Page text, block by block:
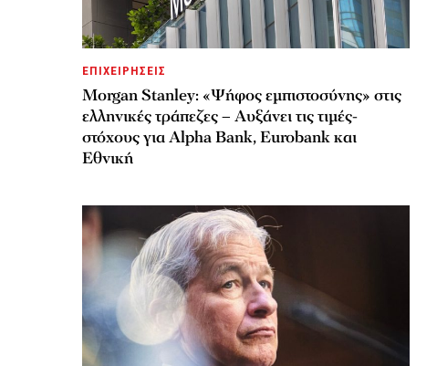
ΕΠΙΧΕΙΡΗΣΕΙΣ
Morgan Stanley: «Ψήφος εμπιστοσύνης» στις
ελληνικές τράπεζες – Αυξάνει τις τιμές-
στόχους για Alpha Bank, Eurobank και
Εθνική